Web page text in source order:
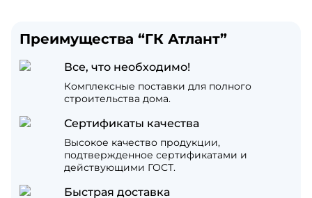
Преимущества “ГК Атлант”
Все, что необходимо!
Комплексные поставки для полного
строительства дома.
Сертификаты качества
Высокое качество продукции,
подтвержденное сертификатами и
действующими ГОСТ.
Быстрая доставка